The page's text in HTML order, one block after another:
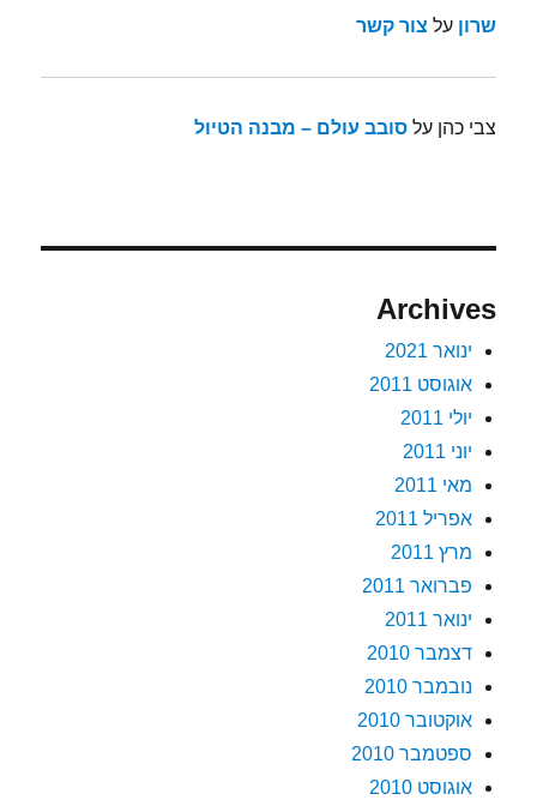
שרון על צור קשר
צבי כהן עלסובב עולם – מבנה הטיול
Archives
ינואר 2021
אוגוסט 2011
יולי 2011
יוני 2011
מאי 2011
אפריל 2011
מרץ 2011
פברואר 2011
ינואר 2011
דצמבר 2010
נובמבר 2010
אוקטובר 2010
ספטמבר 2010
אוגוסט 2010